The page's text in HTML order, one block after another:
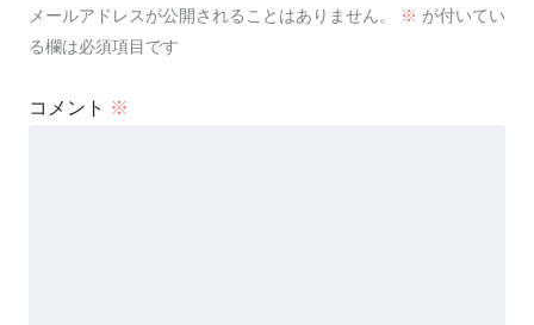
メールアドレスが公開されることはありません。 ※ が付いてい
る欄は必須項目です
コメント ※